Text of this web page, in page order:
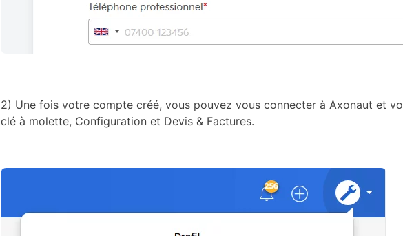
2) Une fois votre compte créé, vous pouvez vous connecter à Axonaut et
clé à molette, Configuration et Devis & Factures.